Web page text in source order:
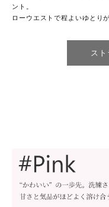
ント。
ローウエストで程よいゆとり
ス